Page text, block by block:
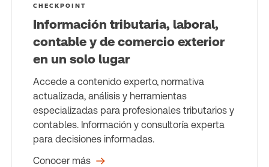
CHECKPOINT
Información tributaria, laboral,
contable y de comercio exterior
en un solo lugar
Accede a contenido experto, normativa
actualizada, análisis y herramientas
especializadas para profesionales tributarios y
contables. Información y consultoría experta
para decisiones informadas.
Conocer más